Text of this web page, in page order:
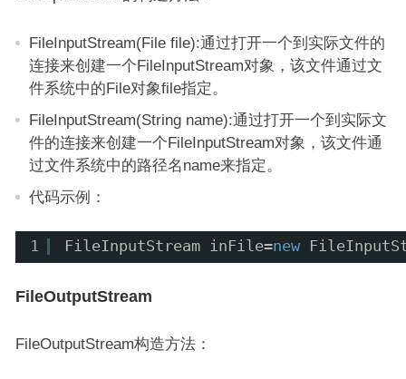
FileInputStream(File file):通过打开一个到实际文件的
连接来创建一个FileInputStream对象，该文件通过文
件系统中的File对象file指定。
FileInputStream(String name):通过打开一个到实际文
件的连接来创建一个FileInputStream对象，该文件通
过文件系统中的路径名name来指定。
代码示例：
1 FileInputStream inFile=new
FileOutputStream
FileOutputStream构造方法：